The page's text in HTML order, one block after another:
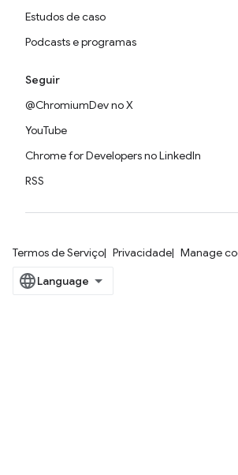
Estudos de caso
Podcasts e programas
Seguir
@ChromiumDev no X
YouTube
Chrome for Developers no LinkedIn
RSS
Termos de Serviço Privacidade Manage